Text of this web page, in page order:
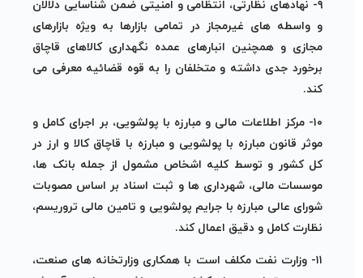
۹- نهادهای نظارتی، انتظامی و امنیتی ضمن شناسایی دلالان
و واسطه های غیرمجاز در تمامی بازارها به ویژه بازارهای
مجازی و همچنین انبارهای عمده نگهداری کالاهای قاچاق
برخورد جدی داشته و متخلفان را به قوه قضائیه معرفی می
کند.
۱۰- مرکز اطلاعات مالی و مبارزه با پولشویی، بر اجرای کامل و
موثر قانون مبارزه با پولشویی و مبارزه با قاچاق کالا و ارز در
کل کشور و توسط کلیه اشخاص مشمول از جمله بانک ها،
موسسات مالی، شهرداری ها و ثبت اسناد بر اساس مصوبات
شورای عالی مبارزه با جرایم پولشویی و تامین مالی تروریسم،
نظارت کامل و دقیق اعمال کند.
۱۱- وزارت نفت مکلف است با همکاری وزارتخانه های صنعت،